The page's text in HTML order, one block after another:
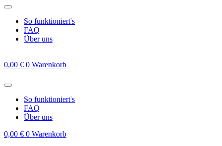
So funktioniert's
FAQ
Über uns
0,00 € 0 Warenkorb
So funktioniert's
FAQ
Über uns
0,00 € 0 Warenkorb